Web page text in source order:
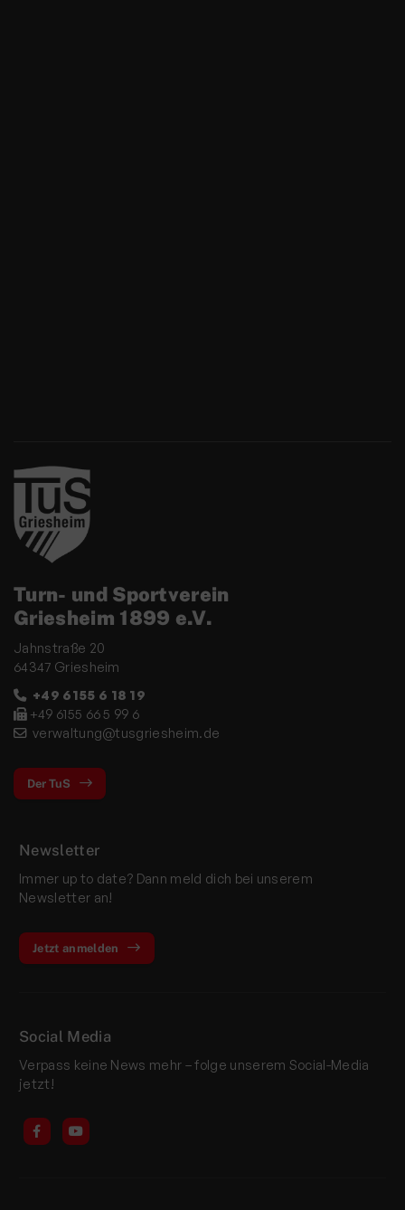
Turn- und Sportverein
Griesheim 1899 e.V.
Jahnstraße 20
64347 Griesheim
+49 6155 6 18 19
+49 6155 66 5 99 6
verwaltung@tusgriesheim.de
Der TuS
Newsletter
Immer up to date? Dann meld dich bei unserem
Newsletter an!
Jetzt anmelden
Social Media
Verpass keine News mehr – folge unserem Social-Media
jetzt!